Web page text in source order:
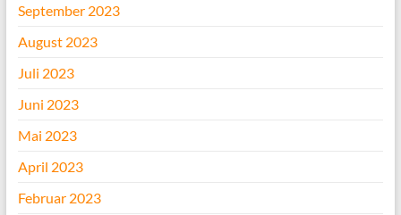
September 2023
August 2023
Juli 2023
Juni 2023
Mai 2023
April 2023
Februar 2023